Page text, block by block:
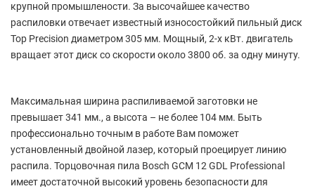
крупной промышлености. За высочайшее качество
распиловки отвечает известный износостойкий пильный диск
Top Precision диаметром 305 мм. Мощный, 2-х кВт. двигатель
вращает этот диск со скорости около 3800 об. за одну минуту.
Максимальная ширина распиливаемой заготовки не
превышает 341 мм., а высота – не более 104 мм. Быть
профессионально точным в работе Вам поможет
установленный двойной лазер, который проецирует линию
распила. Торцовочная пила Bosch GCM 12 GDL Professional
имеет достаточной высокий уровень безопасности для